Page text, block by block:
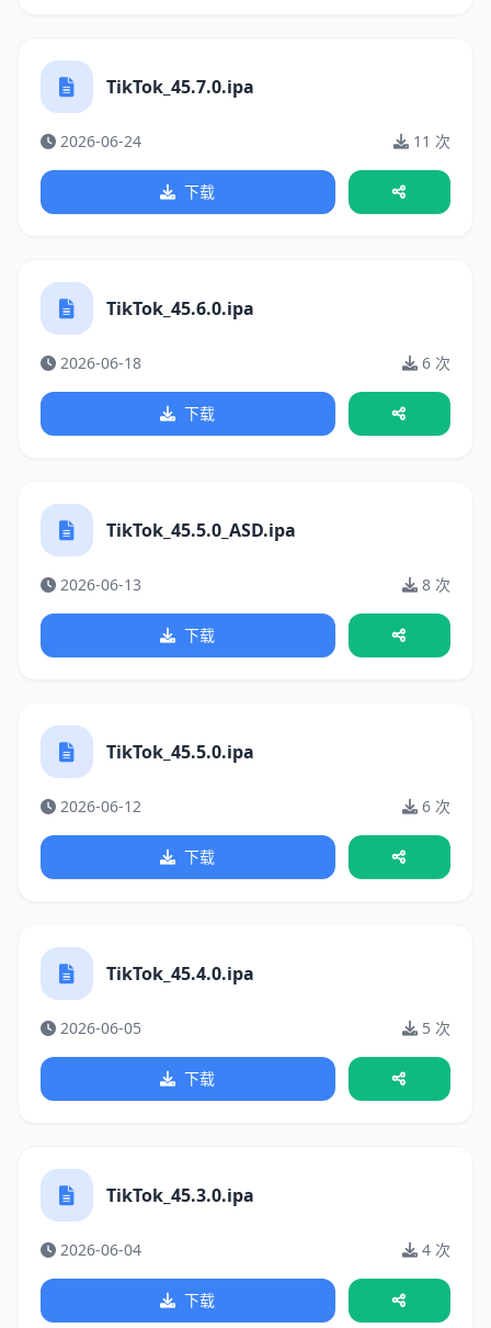
TikTok_45.7.0.ipa
2026-06-24 11 次
下载
TikTok_45.6.0.ipa
2026-06-18 6 次
下载
TikTok_45.5.0_ASD.ipa
2026-06-13 8 次
下载
TikTok_45.5.0.ipa
2026-06-12 6 次
下载
TikTok_45.4.0.ipa
2026-06-05 5 次
下载
TikTok_45.3.0.ipa
2026-06-04 4 次
下载